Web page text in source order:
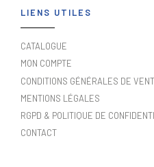
LIENS UTILES
CATALOGUE
MON COMPTE
CONDITIONS GÉNÉRALES DE
MENTIONS LÉGALES
RGPD & POLITIQUE DE
CONTACT